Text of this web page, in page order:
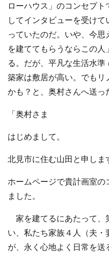
ローハウス」のコンセプ
してインタビューを受け
っていたのだ。いや、今
を建ててもらうならこの
る。だが、平凡な生活水
築家は敷居が高い。でもリ
かも？と、奥村さんへ送っ
「奥村さま
はじめまして。
北見市に住む山田と申しま
ホームページで貴計画室の
ました。
家を建てるにあたって、
い、私たち家族４人（夫・
が、永く心地よく日常を送